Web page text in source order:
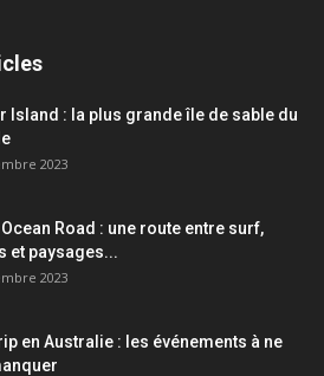
Island : la plus grande île de sable du
2023
Road : une route entre surf,
et paysages...
2023
en Australie : les événements à ne